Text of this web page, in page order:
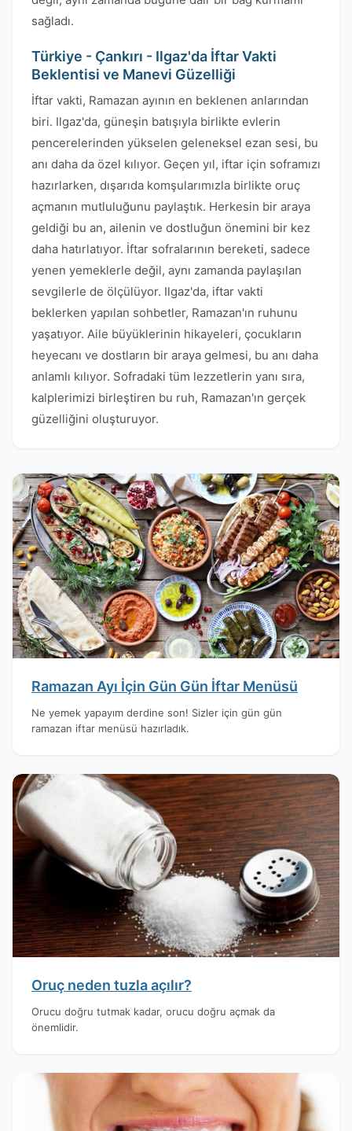
sağladı.
Türkiye - Çankırı - Ilgaz'da İftar Vakti
Beklentisi ve Manevi Güzelliği
İftar vakti, Ramazan ayının en beklenen anlarından
biri. Ilgaz'da, güneşin batışıyla birlikte evlerin
pencerelerinden yükselen geleneksel ezan sesi, bu
anı daha da özel kılıyor. Geçen yıl, iftar için soframızı
hazırlarken, dışarıda komşularımızla birlikte oruç
açmanın mutluluğunu paylaştık. Herkesin bir araya
geldiği bu an, ailenin ve dostluğun önemini bir kez
daha hatırlatıyor. İftar sofralarının bereketi, sadece
yenen yemeklerle değil, aynı zamanda paylaşılan
sevgilerle de ölçülüyor. Ilgaz'da, iftar vakti
beklerken yapılan sohbetler, Ramazan'ın ruhunu
yaşatıyor. Aile büyüklerinin hikayeleri, çocukların
heyecanı ve dostların bir araya gelmesi, bu anı daha
anlamlı kılıyor. Sofradaki tüm lezzetlerin yanı sıra,
kalplerimizi birleştiren bu ruh, Ramazan'ın gerçek
güzelliğini oluşturuyor.
Ramazan Ayı İçin Gün Gün İftar Menüsü
Ne yemek yapayım derdine son! Sizler için gün gün
ramazan iftar menüsü hazırladık.
Oruç neden tuzla açılır?
Orucu doğru tutmak kadar, orucu doğru açmak da
önemlidir.